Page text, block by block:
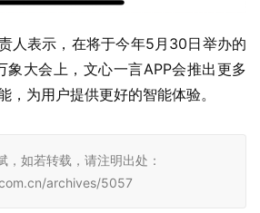
人表示，在将于今年5月30日举办的
大会上，文心一言APP会推出更多
，为用户提供更好的智能体验。
，如若转载，请注明出处：
archives/5057